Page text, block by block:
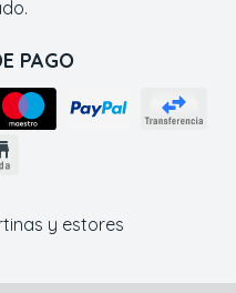
PAGO
y estores